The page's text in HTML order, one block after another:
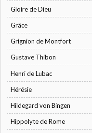
Gloire de Dieu
Grâce
Grignion de Montfort
Gustave Thibon
Henri de Lubac
Hérésie
Hildegard von Bingen
Hippolyte de Rome